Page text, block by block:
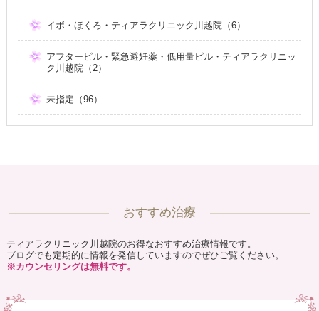
イボ・ほくろ・ティアラクリニック川越院（6）
アフターピル・緊急避妊薬・低用量ピル・ティアラクリニッ
ク川越院（2）
未指定（96）
おすすめ治療
ティアラクリニック川越院のお得なおすすめ治療情報です。
ブログでも定期的に情報を発信していますのでぜひご覧ください。
※カウンセリングは無料です。